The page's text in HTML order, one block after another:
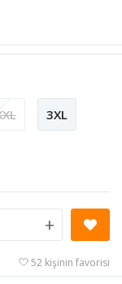
3XL
+
52 kişinin favorisi